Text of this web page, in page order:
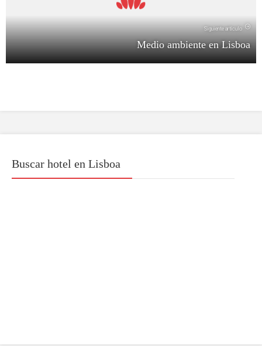
Siguiente artículo
Medio ambiente en Lisboa
Buscar hotel en Lisboa